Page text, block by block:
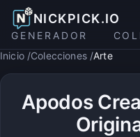
NICKPICK.IO
GENERADOR
Inicio Colecciones Arte
Apodos